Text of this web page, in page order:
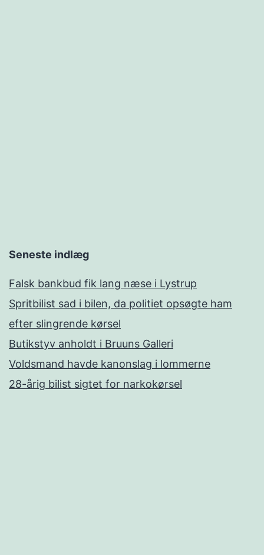
Seneste indlæg
Falsk bankbud fik lang næse i Lystrup
Spritbilist sad i bilen, da politiet opsøgte ham
efter slingrende kørsel
Butikstyv anholdt i Bruuns Galleri
Voldsmand havde kanonslag i lommerne
28-årig bilist sigtet for narkokørsel